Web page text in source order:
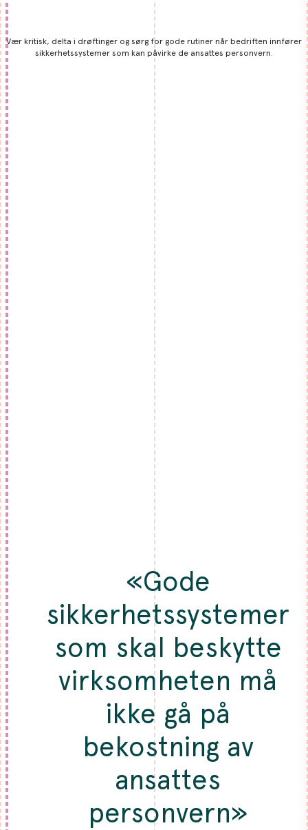
Vær kritisk, delta i drøftinger og sørg for gode rutiner når bedriften innfører
sikkerhetssystemer som kan påvirke de ansattes personvern.
«Gode
sikkerhetssystemer
som skal beskytte
virksomheten må
ikke gå på
bekostning av
ansattes
personvern»